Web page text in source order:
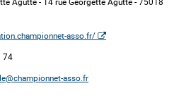
asso.fr/
74
asso.fr